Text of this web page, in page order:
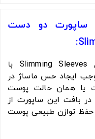
ساپورت دو دست
ساپورت دو دست Solidea مدل Slimming Sleeves با
ایجاد حس ماساژ در
یا همان حالت پوست
در بافت این ساپورت از
توازن طبیعی پوست